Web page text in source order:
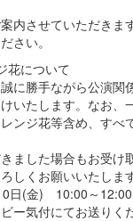
内させていただきま
さい。
花について
に勝手ながら公演関
いたします。なお、
ンジ花等含め、すべ
ました場合もお受け
しくお願いいたします
日(金) 10:00～
気付にてお送りくだ